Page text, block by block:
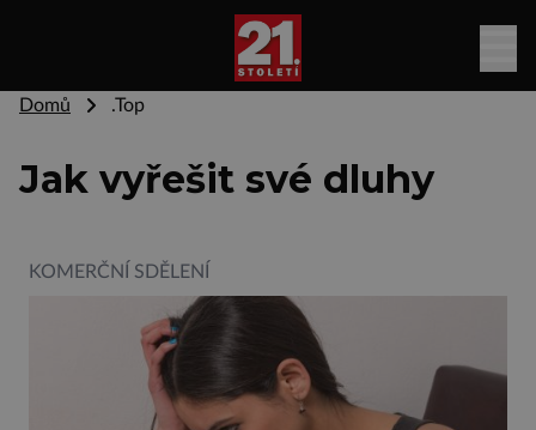
Domů .Top
Jak vyřešit své dluhy
KOMERČNÍ SDĚLENÍ